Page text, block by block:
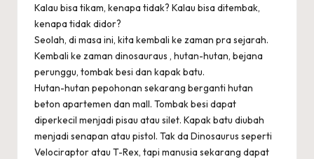
Kalau bisa tikam, kenapa tidak? Kalau bisa ditembak,
kenapa tidak didor?
Seolah, di masa ini, kita kembali ke zaman pra sejarah.
Kembali ke zaman dinosauraus , hutan-hutan, bejana
perunggu, tombak besi dan kapak batu.
Hutan-hutan pepohonan sekarang berganti hutan
beton apartemen dan mall. Tombak besi dapat
diperkecil menjadi pisau atau silet. Kapak batu diubah
menjadi senapan atau pistol. Tak da Dinosaurus seperti
Velociraptor atau T-Rex, tapi manusia sekarang dapat